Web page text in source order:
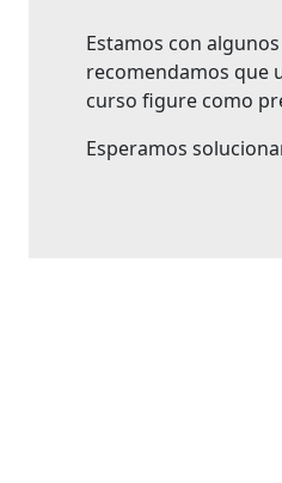
Estamos con
recomendamos que
curso figure como
Esperamos